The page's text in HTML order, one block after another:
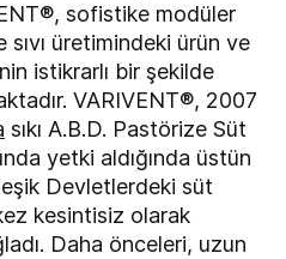
sofistike modüler
üretimindeki ürün ve
istikrarlı bir şekilde
VARIVENT®, 2007
sıkı A.B.D. Pastörize Süt
yetki aldığında üstün
Devletlerdeki süt
kesintisiz olarak
Daha önceleri, uzun